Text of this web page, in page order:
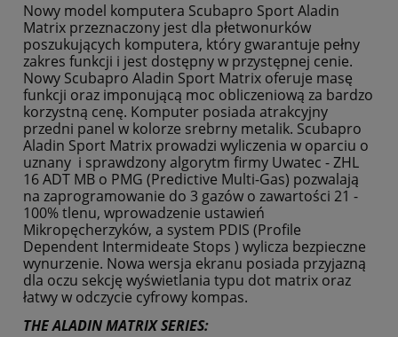
Nowy model komputera Scubapro Sport Aladin
Matrix przeznaczony jest dla płetwonurków
poszukujących komputera, który gwarantuje pełny
zakres funkcji i jest dostępny w przystępnej cenie.
Nowy Scubapro Aladin Sport Matrix oferuje masę
funkcji oraz imponującą moc obliczeniową za bardzo
korzystną cenę. Komputer posiada atrakcyjny
przedni panel w kolorze srebrny metalik. Scubapro
Aladin Sport Matrix prowadzi wyliczenia w oparciu o
uznany i sprawdzony algorytm firmy Uwatec - ZHL
16 ADT MB o PMG (Predictive Multi-Gas) pozwalają
na zaprogramowanie do 3 gazów o zawartości 21 -
100% tlenu, wprowadzenie ustawień
Mikropęcherzyków, a system PDIS (Profile
Dependent Intermideate Stops ) wylicza bezpieczne
wynurzenie. Nowa wersja ekranu posiada przyjazną
dla oczu sekcję wyświetlania typu dot matrix oraz
łatwy w odczycie cyfrowy kompas.
THE ALADIN MATRIX SERIES: